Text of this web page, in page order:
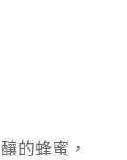
的蜂蜜，